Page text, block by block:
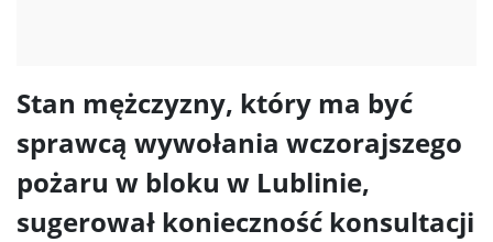
Stan mężczyzny, który ma być
sprawcą wywołania wczorajszego
pożaru w bloku w Lublinie,
sugerował konieczność konsultacji